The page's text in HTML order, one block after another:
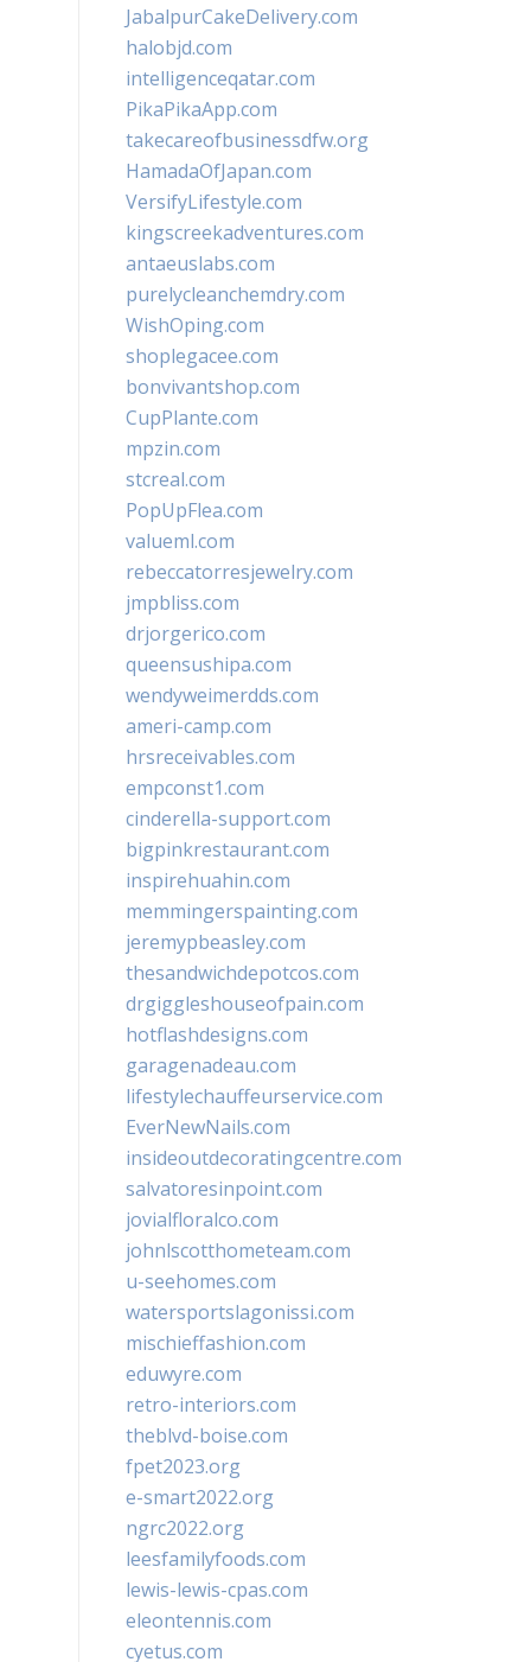
JabalpurCakeDelivery.com
halobjd.com
intelligenceqatar.com
PikaPikaApp.com
takecareofbusinessdfw.org
HamadaOfJapan.com
VersifyLifestyle.com
kingscreekadventures.com
antaeuslabs.com
purelycleanchemdry.com
WishOping.com
shoplegacee.com
bonvivantshop.com
CupPlante.com
mpzin.com
stcreal.com
PopUpFlea.com
valueml.com
rebeccatorresjewelry.com
jmpbliss.com
drjorgerico.com
queensushipa.com
wendyweimerdds.com
ameri-camp.com
hrsreceivables.com
empconst1.com
cinderella-support.com
bigpinkrestaurant.com
inspirehuahin.com
memmingerspainting.com
jeremypbeasley.com
thesandwichdepotcos.com
drgiggleshouseofpain.com
hotflashdesigns.com
garagenadeau.com
lifestylechauffeurservice.com
EverNewNails.com
insideoutdecoratingcentre.com
salvatoresinpoint.com
jovialfloralco.com
johnlscotthometeam.com
u-seehomes.com
watersportslagonissi.com
mischieffashion.com
eduwyre.com
retro-interiors.com
theblvd-boise.com
fpet2023.org
e-smart2022.org
ngrc2022.org
leesfamilyfoods.com
lewis-lewis-cpas.com
eleontennis.com
cyetus.com